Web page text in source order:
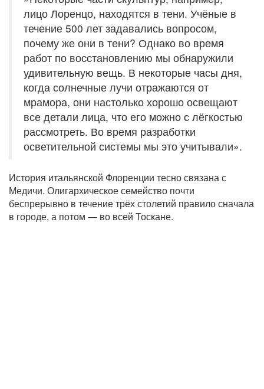
лицо Лоренцо, находятся в тени. Учёные в
течение 500 лет задавались вопросом,
почему же они в тени? Однако во время
работ по восстановлению мы обнаружили
удивительную вещь. В некоторые часы дня,
когда солнечные лучи отражаются от
мрамора, они настолько хорошо освещают
все детали лица, что его можно с лёгкостью
рассмотреть. Во время разработки
осветительной системы мы это учитывали».
История итальянской Флоренции тесно связана с
Медичи. Олигархическое семейство почти
беспрерывно в течение трёх столетий правило сначала
в городе, а потом — во всей Тоскане.